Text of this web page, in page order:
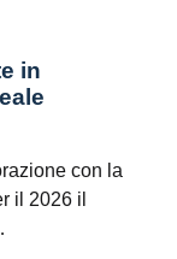
in
con la
il 2026 il